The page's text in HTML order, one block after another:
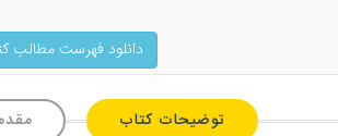
دانلود فهرست مطالب
توضیحات کتاب